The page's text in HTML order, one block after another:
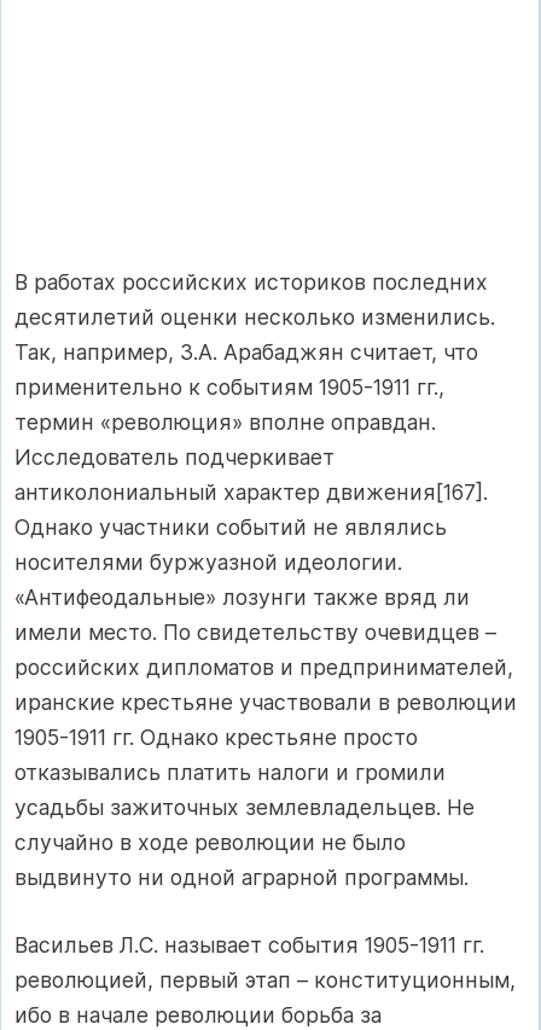
В работах российских историков последних
десятилетий оценки несколько изменились.
Так, например, З.А. Арабаджян считает, что
применительно к событиям 1905-1911 гг.,
термин «революция» вполне оправдан.
Исследователь подчеркивает
антиколониальный характер движения[167].
Однако участники событий не являлись
носителями буржуазной идеологии.
«Антифеодальные» лозунги также вряд ли
имели место. По свидетельству очевидцев –
российских дипломатов и предпринимателей,
иранские крестьяне участвовали в революции
1905-1911 гг. Однако крестьяне просто
отказывались платить налоги и громили
усадьбы зажиточных землевладельцев. Не
случайно в ходе революции не было
выдвинуто ни одной аграрной программы.
Васильев Л.С. называет события 1905-1911 гг.
революцией, первый этап – конституционным,
ибо в начале революции борьба за